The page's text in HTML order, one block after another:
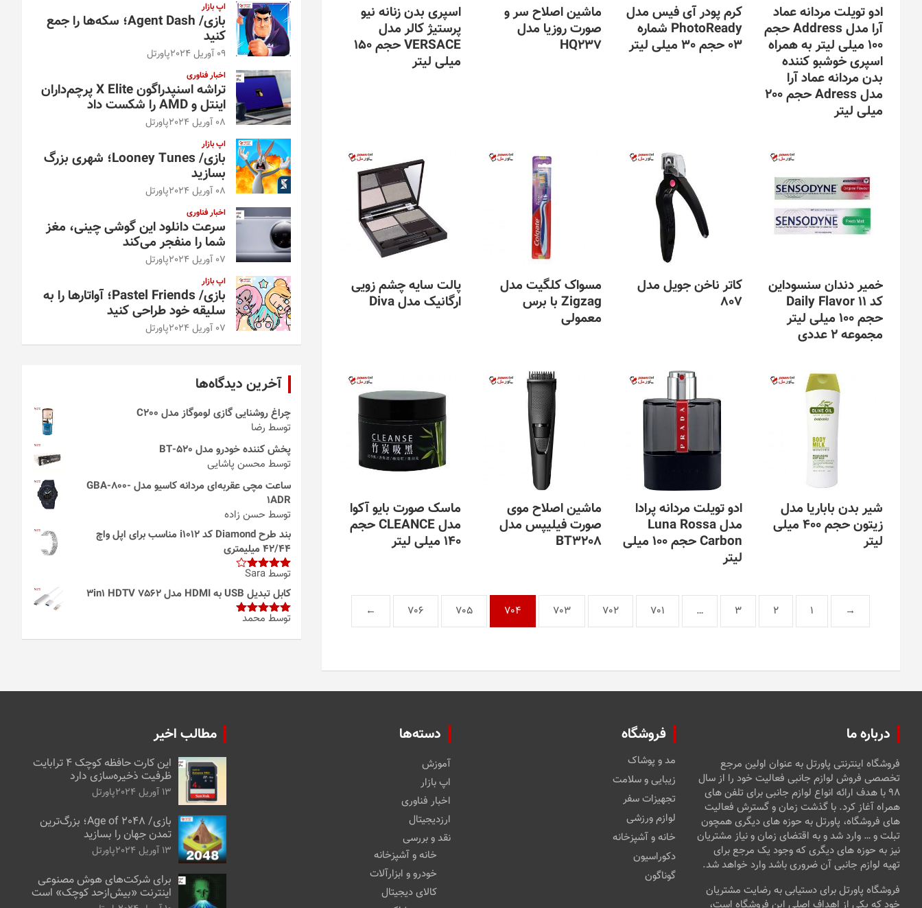
ادو تویلت مردانه عماد
آرا مدل Address حجم
100 میلی لیتر به همراه
اسپری خوشبو کننده
بدن مردانه عماد آرا
مدل Adress حجم 200
میلی لیتر
کرم پودر آی فیس مدل
PhotoReady شماره
03 حجم 30 میلی لیتر
ماشین اصلاح سر و
صورت روزیا مدل
HQ237
اسپری بدن زنانه نیو
پرستیژ کالر مدل
VERSACE حجم 150
میلی لیتر
خمیر دندان سنسوداین
کد Daily Flavor 11
حجم 100 میلی لیتر
مجموعه 2 عددی
کاتر ناخن جویل مدل
807
مسواک کلگیت مدل
Zigzag با برس
معمولی
پالت سایه چشم زویی
ارگانیک مدل Diva
شیر بدن باباریا مدل
زیتون حجم 400 میلی
لیتر
ادو تویلت مردانه پرادا
مدل Luna Rossa
Carbon حجم 100 میلی
لیتر
ماشین اصلاح موی
صورت فیلیپس مدل
BT3208
ماسک صورت بایو آکوا
مدل CLEANCE حجم
140 میلی لیتر
→
1
2
3
…
701
702
703
704
705
706
←
اپ بازار
بازی/ Agent Dash؛ سکه‌ها را جمع
کنید
09 آوریل 2024 پاورتل
اخبار فناوری
تراشه اسنپدراگون X Elite پرچم‌داران
اینتل و AMD را شکست داد
08 آوریل 2024 پاورتل
اپ بازار
بازی/ Looney Tunes؛ شهری بزرگ
بسازید
08 آوریل 2024 پاورتل
اخبار فناوری
سرعت دانلود این گوشی چینی، مغز
شما را منفجر می‌کند
07 آوریل 2024 پاورتل
اپ بازار
بازی/ Pastel Friends؛ آواتارها را به
سلیقه خود طراحی کنید
07 آوریل 2024 پاورتل
آخرین دیدگاه‌ها
چراغ روشنایی گازی لوموگاز مدل C200
توسط رضا
پخش کننده خودرو مدل 520-BT
توسط محسن پاشایی
ساعت مچی عقربه‌ای مردانه کاسیو مدل GBA-800-
1ADR
توسط حسن زاده
بند طرح Diamond کد i1012 مناسب برای اپل واچ
42/44 میلیمتری
امتیاز4
از 5
توسط Sara
کابل تبدیل USB به HDMI مدل 3in1 HDTV 7562
امتیاز5از
توسط محمد
درباره ما
فروشگاه اینترنتی پاورتل به عنوان اولین مرجع
تخصصی فروش لوازم جانبی فعالیت خود را از سال
۹۸ با هدف ارائه انواع لوازم جانبی برای تلفن های
همراه آغاز کرد. با گذشت زمان و گسترش فعالیت
های فروشگاه، پاورتل به حوزه های دیگری همچون
تبلت و … وارد شد و به اقتضای زمان و نیاز مشتریان
نیز به حوزه های دیگری که وجود یک مرجع برای
تهیه لوازم جانبی آن ضروری باشد وارد خواهد شد.
فروشگاه پاورتل برای دستیابی به رضایت مشتریان
خود که یکی از اهداف اصلی این فروشگاه است،
فروشگاه
مد و پوشاک
زیبایی و سلامت
تجهیزات سفر
لوازم ورزشی
خانه و آشپزخانه
دکوراسیون
گوناگون
دسته‌ها
آموزش
اپ بازار
اخبار فناوری
ارزدیجیتال
نقد و بررسی
خانه و آشپزخانه
خودرو و ابزارآلات
کالای دیجیتال
مطالب اخیر
این کارت حافظه کوچک ۴ ترابایت
ظرفیت ذخیره‌سازی دارد
13 آوریل 2024 پاورتل
بازی/ Age of 2048؛ بزرگ‌ترین
تمدن جهان را بسازید
13 آوریل 2024 پاورتل
برای شرکت‌های هوش مصنوعی
اینترنت «بیش‌از‌حد کوچک» است